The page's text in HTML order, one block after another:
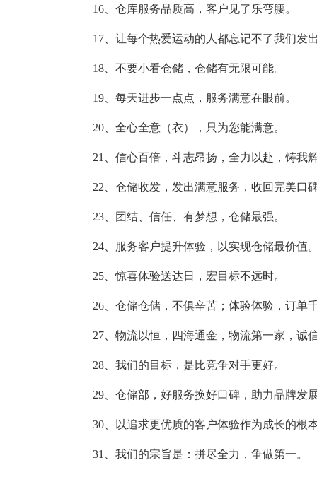
16、仓库服务品质高，客户见了乐弯腰。
17、让每个热爱运动的人都忘记不了我们发出
18、不要小看仓储，仓储有无限可能。
19、每天进步一点点，服务满意在眼前。
20、全心全意（衣），只为您能满意。
21、信心百倍，斗志昂扬，全力以赴，铸我辉
22、仓储收发，发出满意服务，收回完美口碑
23、团结、信任、有梦想，仓储最强。
24、服务客户提升体验，以实现仓储最价值。
25、惊喜体验送达日，宏目标不远时。
26、仓储仓储，不俱辛苦；体验体验，订单千
27、物流以恒，四海通金，物流第一家，诚信
28、我们的目标，是比竞争对手更好。
29、仓储部，好服务换好口碑，助力品牌发展
30、以追求更优质的客户体验作为成长的根本
31、我们的宗旨是：拼尽全力，争做第一。